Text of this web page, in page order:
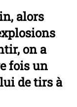
alors
on a
fois un
de tirs à